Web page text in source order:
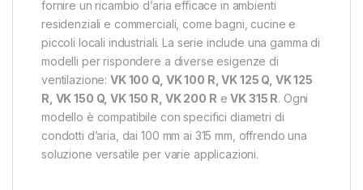
fornire un ricambio d’aria efficace in ambienti
residenziali e commerciali, come bagni, cucine e
piccoli locali industriali. La serie include una gamma di
modelli per rispondere a diverse esigenze di
ventilazione:VK 100 Q, VK 100 R, VK 125 Q, VK 125
R, VK 150 Q, VK 150 R, VK 200 R eVK 315 R. Ogni
modello è compatibile con specifici diametri di
condotti d’aria, dai 100 mm ai 315 mm, offrendo una
soluzione versatile per varie applicazioni.